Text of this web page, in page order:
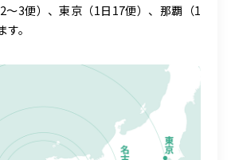
～3便）、東京（1日17便）、那覇（1
。